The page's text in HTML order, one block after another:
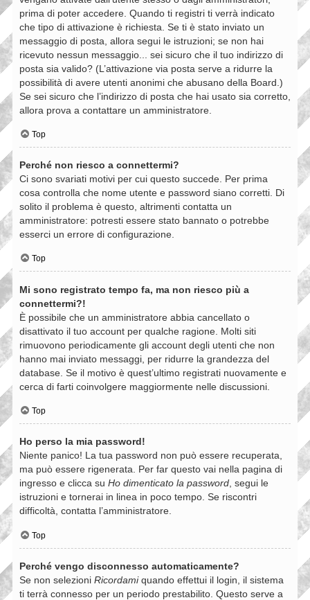
prima di poter accedere. Quando ti registri ti verrà indicato
che tipo di attivazione è richiesta. Se ti è stato inviato un
messaggio di posta, allora segui le istruzioni; se non hai
ricevuto nessun messaggio... sei sicuro che il tuo indirizzo di
posta sia valido? (L’attivazione via posta serve a ridurre la
possibilità di avere utenti anonimi che abusano della Board.)
Se sei sicuro che l’indirizzo di posta che hai usato sia corretto,
allora prova a contattare un amministratore.
Top
Perché non riesco a connettermi?
Ci sono svariati motivi per cui questo succede. Per prima
cosa controlla che nome utente e password siano corretti. Di
solito il problema è questo, altrimenti contatta un
amministratore: potresti essere stato bannato o potrebbe
esserci un errore di configurazione.
Top
Mi sono registrato tempo fa, ma non riesco più a
connettermi?!
È possibile che un amministratore abbia cancellato o
disattivato il tuo account per qualche ragione. Molti siti
rimuovono periodicamente gli account degli utenti che non
hanno mai inviato messaggi, per ridurre la grandezza del
database. Se il motivo è quest’ultimo registrati nuovamente e
cerca di farti coinvolgere maggiormente nelle discussioni.
Top
Ho perso la mia password!
Niente panico! La tua password non può essere recuperata,
ma può essere rigenerata. Per far questo vai nella pagina di
ingresso e clicca su Ho dimenticato la password, segui le
istruzioni e tornerai in linea in poco tempo. Se riscontri
difficoltà, contatta l’amministratore.
Top
Perché vengo disconnesso automaticamente?
Se non selezioni Ricordamiquando effettui il login, il sistema
ti terrà connesso per un periodo prestabilito. Questo serve a